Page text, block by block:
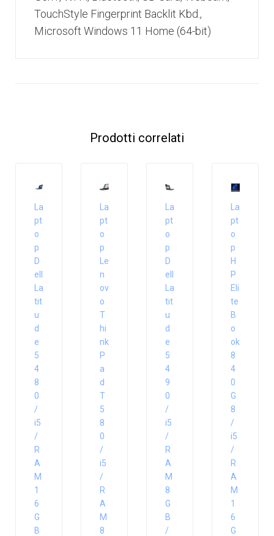
TouchStyle Fingerprint Backlit Kbd.,
Microsoft Windows 11 Home (64-bit)
Prodotti correlati
La
pt
o
p
D
ell
La
tit
u
d
e
5
4
8
0
/
i5
/
R
A
M
1
6
G
B
La
pt
o
p
Le
n
ov
o
T
hi
nk
P
a
d
T
5
8
0
/
i5
/
R
A
M
8
La
pt
o
p
D
ell
La
tit
u
d
e
5
4
9
0
/
i5
/
R
A
M
8
G
B
/
La
pt
o
p
H
P
Eli
te
B
o
ok
8
4
0
G
8
/
i5
/
R
A
M
1
6
G